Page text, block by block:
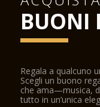
BUONI
Regala a qualcuno
Scegli un buono
che ama—musica,
tutto in un’unica